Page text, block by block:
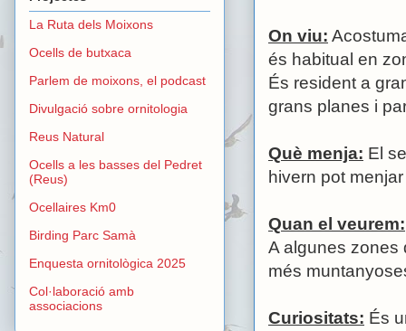
On viu:
és habitual en
És resident a
grans planes i
Què menja: El
hivern pot
Quan el veurem:
A algunes zones
més
Curiositats: És
La Ruta dels Moixons
Ocells de butxaca
Parlem de moixons, el podcast
Divulgació sobre ornitologia
Reus Natural
Ocells a les basses del Pedret
(Reus)
Ocellaires Km0
Birding Parc Samà
Enquesta ornitològica 2025
Col·laboració amb
associacions